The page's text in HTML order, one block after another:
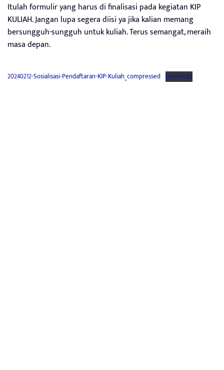
Itulah formulir yang harus di finalisasi pada kegiatan KIP
KULIAH. Jangan lupa segera diisi ya jika kalian memang
bersungguh-sungguh untuk kuliah. Terus semangat, meraih
masa depan.
20240212-Sosialisasi-Pendaftaran-KIP-Kuliah_compressed Download